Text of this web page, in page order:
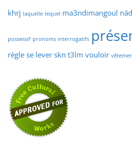
khrj laquelle lequel ma3ndimangoul nâd
possessif pronoms interrogatifs
règle se lever skn t3lm vouloir